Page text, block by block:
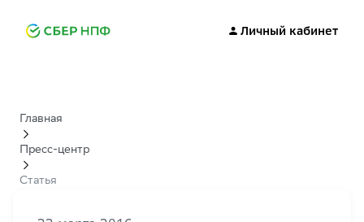
Личный кабинет
Главная
Пресс-центр
Статья